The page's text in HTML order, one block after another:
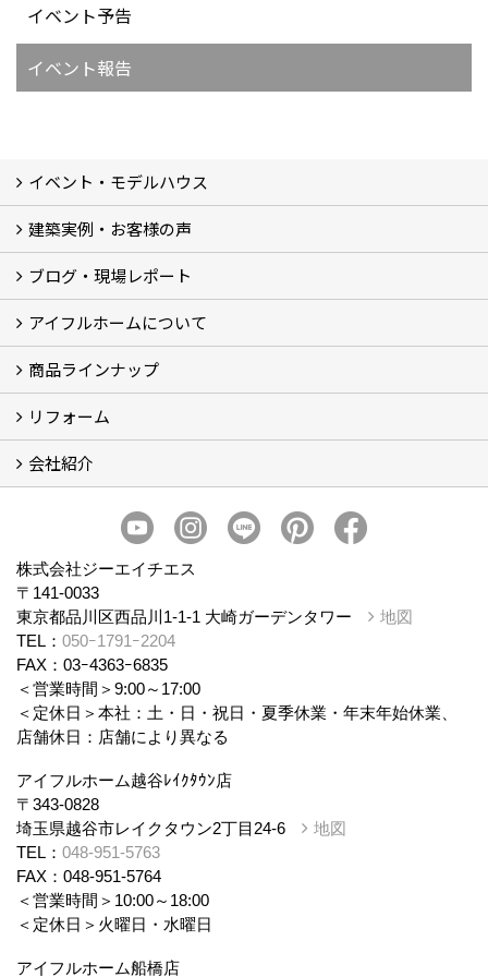
イベント予告
イベント報告
イベント・モデルハウス
イベント
モデルハウス見学
建築実例・お客様の声
建築実例
お客様の声
ブログ・現場レポート
ブログ
現場レポート
アイフルホームについて
アイフルホームについて (5)
商品ラインナップ
商品ラインナップ
リフォーム
まるごと断熱リフォーム
イベント情報
施工事例
会社紹介
スタッフ紹介
個人情報保護方針
株式会社ジーエイチエス
〒141-0033
東京都品川区西品川1-1-1 大崎ガーデンタワー
地図
TEL： 050ｰ1791ｰ2204
FAX：03ｰ4363ｰ6835
＜営業時間＞9:00～17:00
＜定休日＞本社：土・日・祝日・夏季休業・年末年始休業、
店舗休日：店舗により異なる
アイフルホーム越谷ﾚｲｸﾀｳﾝ店
〒343-0828
埼玉県越谷市レイクタウン2丁目24-6
地図
TEL： 048-951-5763
FAX：048-951-5764
＜営業時間＞10:00～18:00
＜定休日＞火曜日・水曜日
アイフルホーム船橋店